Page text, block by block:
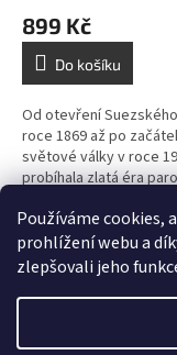
Používáme cookies,
prohlížení webu a
zlepšovali jeho
899 Kč
Do košíku
Od otevření
roce 1869 až po
světové války v roce
probíhala zlatá éra
vybudovat větší,